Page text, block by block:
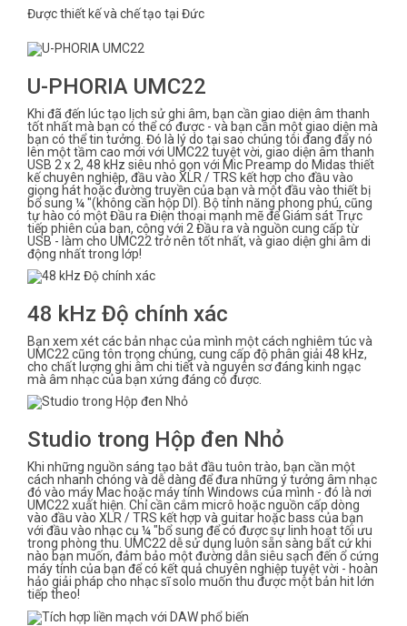
Được thiết kế và chế tạo tại Đức
U-PHORIA UMC22
Khi đã đến lúc tạo lịch sử ghi âm, bạn cần giao diện âm thanh
tốt nhất mà bạn có thể có được - và bạn cần một giao diện mà
bạn có thể tin tưởng. Đó là lý do tại sao chúng tôi đang đẩy nó
lên một tầm cao mới với UMC22 tuyệt vời, giao diện âm thanh
USB 2 x 2, 48 kHz siêu nhỏ gọn với Mic Preamp do Midas thiết
kế chuyên nghiệp, đầu vào XLR / TRS kết hợp cho đầu vào
giọng hát hoặc đường truyền của bạn và một đầu vào thiết bị
bổ sung ¼ "(không cần hộp DI). Bộ tính năng phong phú, cũng
tự hào có một Đầu ra Điện thoại mạnh mẽ để Giám sát Trực
tiếp phiên của bạn, cộng với 2 Đầu ra và nguồn cung cấp từ
USB - làm cho UMC22 trở nên tốt nhất, và giao diện ghi âm di
động nhất trong lớp!
48 kHz Độ chính xác
Bạn xem xét các bản nhạc của mình một cách nghiêm túc và
UMC22 cũng tôn trọng chúng, cung cấp độ phân giải 48 kHz,
cho chất lượng ghi âm chi tiết và nguyên sơ đáng kinh ngạc
mà âm nhạc của bạn xứng đáng có được.
Studio trong Hộp đen Nhỏ
Khi những nguồn sáng tạo bắt đầu tuôn trào, bạn cần một
cách nhanh chóng và dễ dàng để đưa những ý tưởng âm nhạc
đó vào máy Mac hoặc máy tính Windows của mình - đó là nơi
UMC22 xuất hiện. Chỉ cần cắm micrô hoặc nguồn cấp dòng
vào đầu vào XLR / TRS kết hợp và guitar hoặc bass của bạn
với đầu vào nhạc cụ ¼ "bổ sung để có được sự linh hoạt tối ưu
trong phòng thu. UMC22 dễ sử dụng luôn sẵn sàng bất cứ khi
nào bạn muốn, đảm bảo một đường dẫn siêu sạch đến ổ cứng
máy tính của bạn để có kết quả chuyên nghiệp tuyệt vời - hoàn
hảo giải pháp cho nhạc sĩ solo muốn thu được một bản hit lớn
tiếp theo!